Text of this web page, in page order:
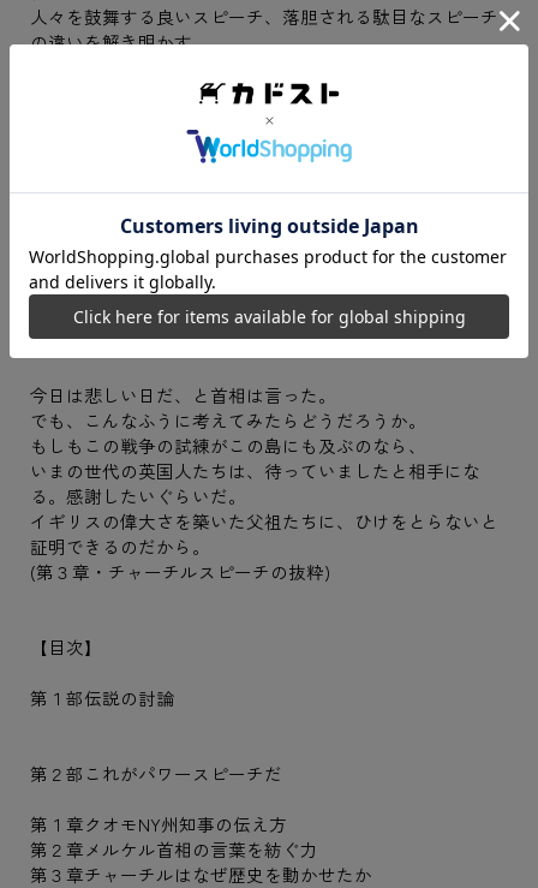
人々を鼓舞する良いスピーチ、落胆される駄目なスピーチ
の違いを解き明かす。
これを読めば、人の心を揺さぶり動かす言葉の技法が習得
【本書で引用されるスピーチ】
ＮＹ州兵が招集されると、ニューヨーカー一人ひとりが必
ず誇らしい気持ちになります。
じゃあ言おう。さあ、出て行って、コロナウィルスを一
発、蹴っ飛ばしてやれ。
皆さん一人ひとりに、神の祝福があるように。
(第１章・クオモNY州知事スピーチの抜粋)
今日は悲しい日だ、と首相は言った。
でも、こんなふうに考えてみたらどうだろうか。
もしもこの戦争の試練がこの島にも及ぶのなら、
いまの世代の英国人たちは、待っていましたと相手にな
る。感謝したいぐらいだ。
イギリスの偉大さを築いた父祖たちに、ひけをとらないと
証明できるのだから。
(第３章・チャーチルスピーチの抜粋)
【目次】
第１部伝説の討論
第２部これがパワースピーチだ
第１章クオモNY州知事の伝え方
第２章メルケル首相の言葉を紡ぐ力
第３章チャーチルはなぜ歴史を動かせたか